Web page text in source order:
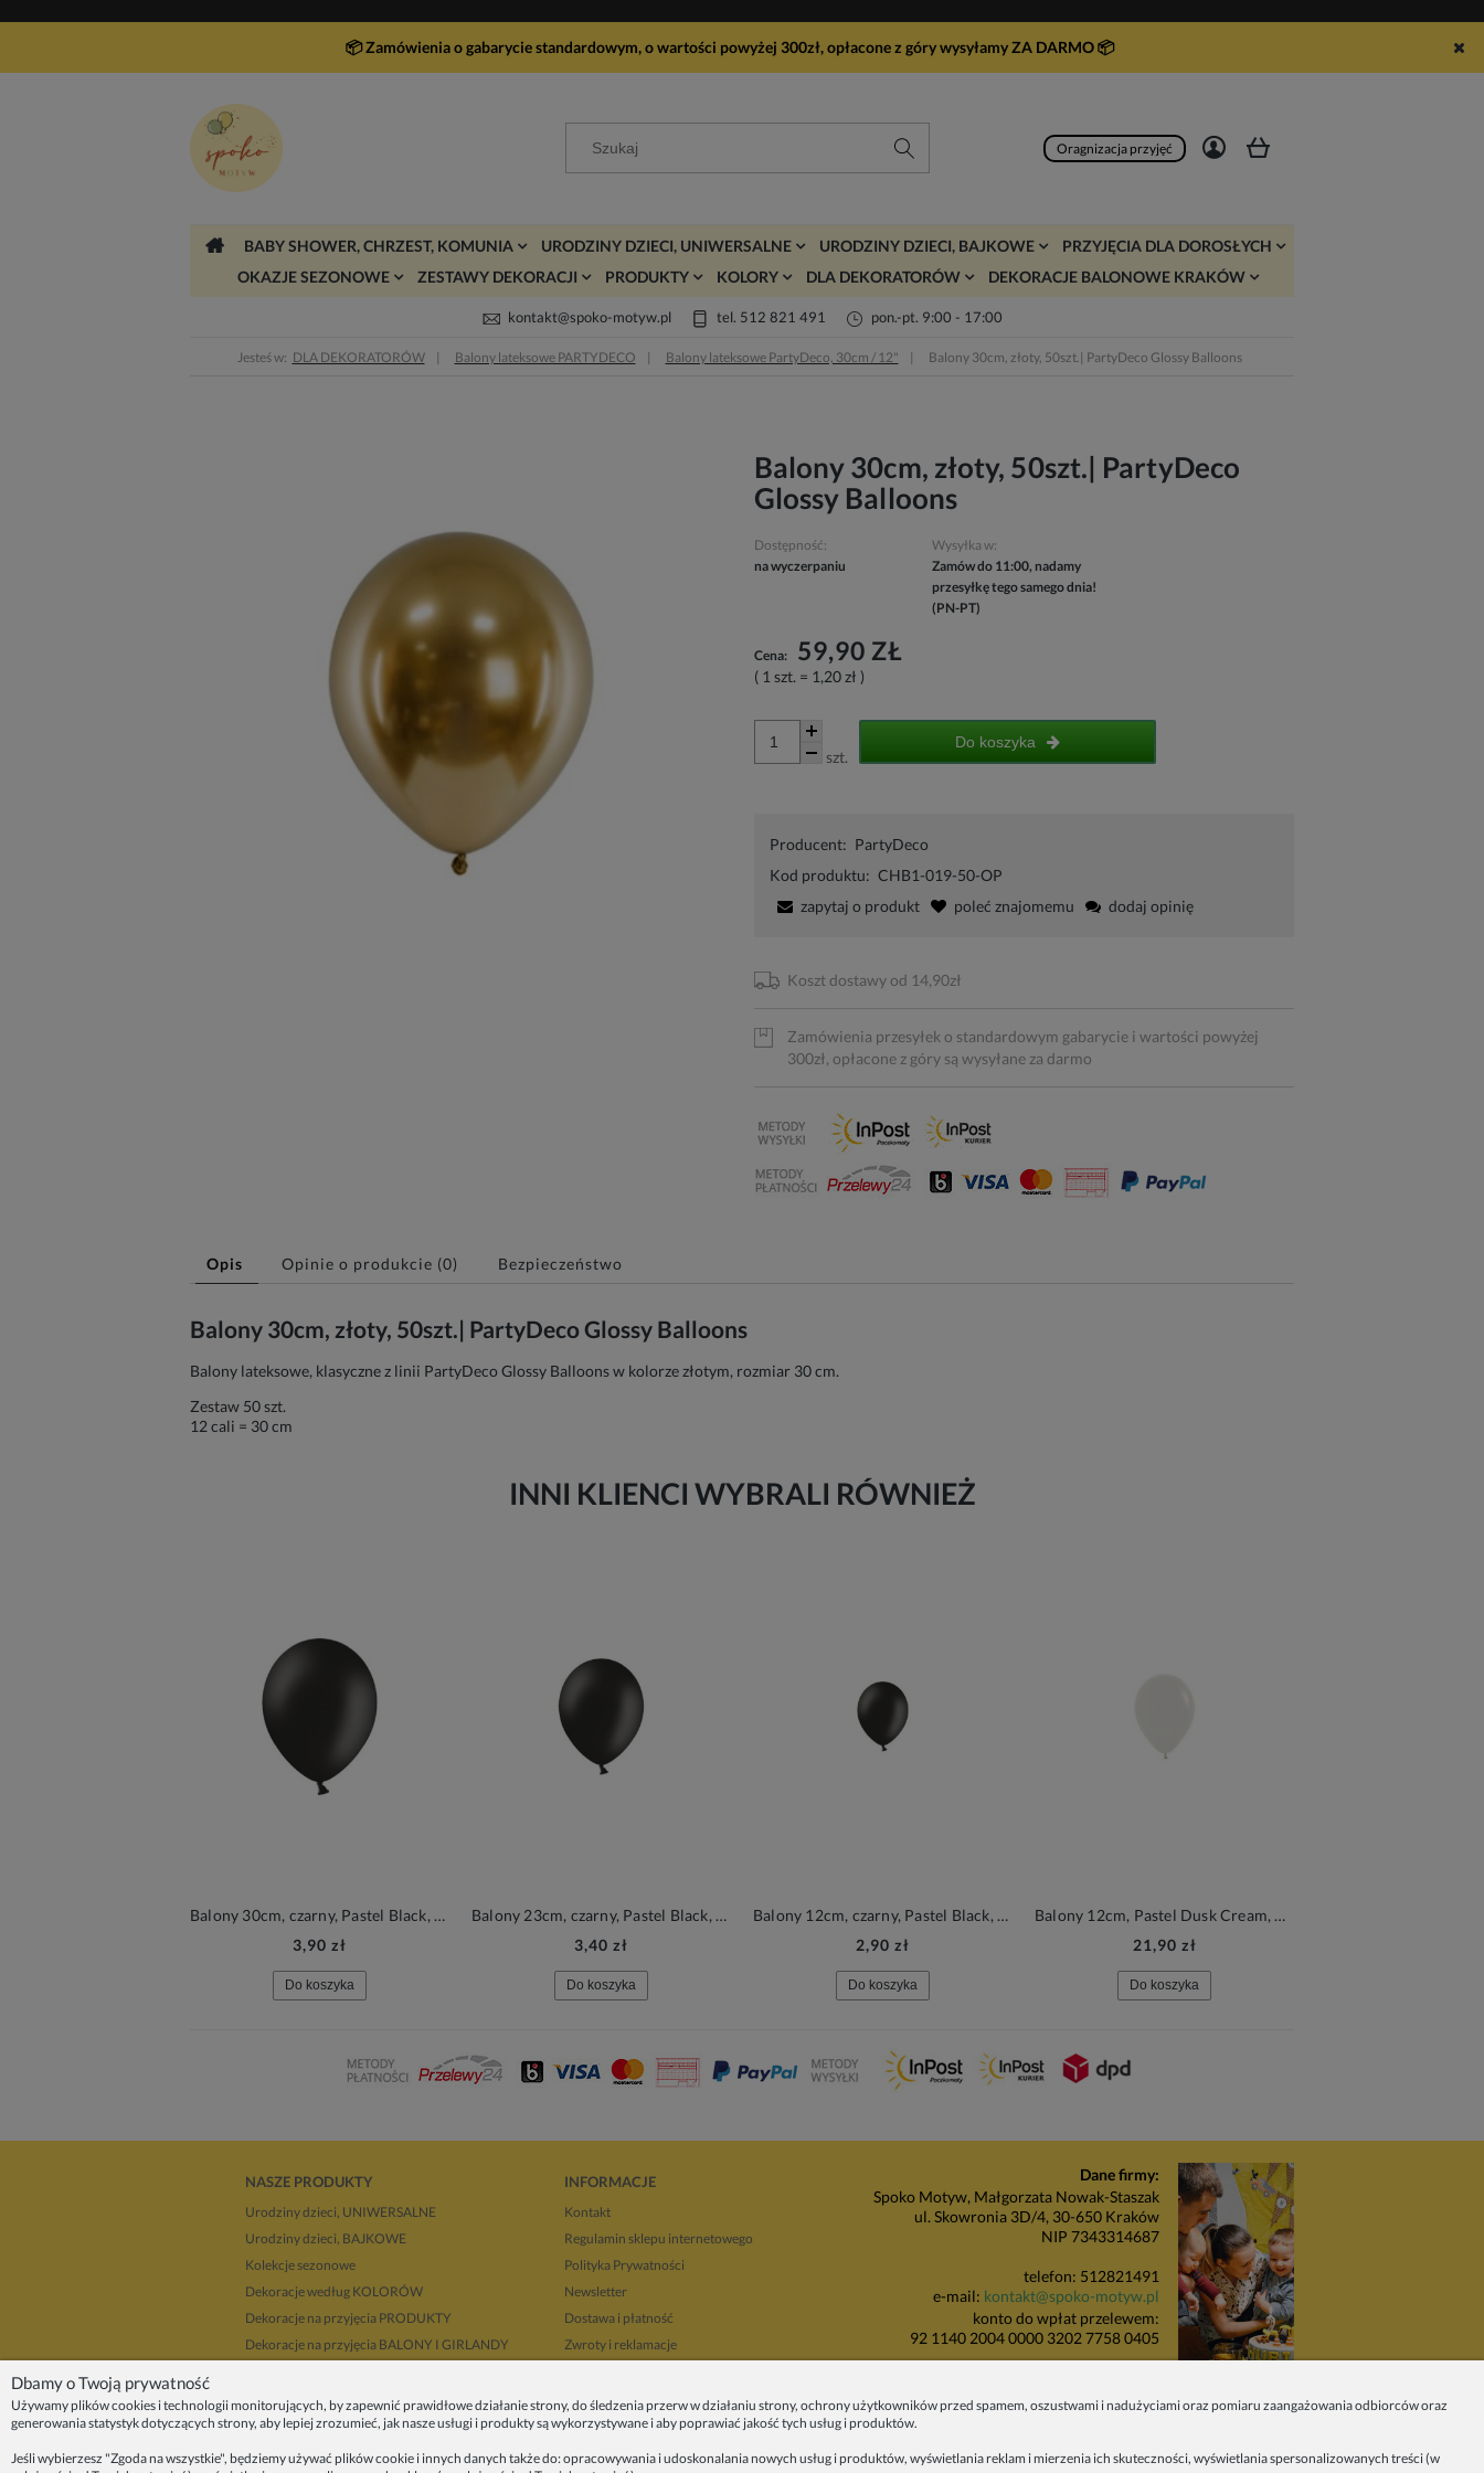
📦 Zamówienia o gabarycie standardowym, o wartości powyżej 300zł, opłacone z góry wysyłamy ZA DARMO📦
Oragnizacja przyjęć
BABY SHOWER, CHRZEST, KOMUNIA URODZINY DZIECI, UNIWERSALNE URODZINY DZIECI, BAJKOWE
PRZYJĘCIA DLA DOROSŁYCH
OKAZJE SEZONOWE
ZESTAWY DEKORACJI PRODUKTY KOLORY DLA DEKORATORÓW DEKORACJE BALONOWE KRAKÓW
kontakt@spoko-motyw.pl tel. 512 821 491 pon.-pt. 9:00 - 17:00
Jesteś w: DLA DEKORATORÓW Balony lateksowe PARTYDECO Balony lateksowe PartyDeco, 30cm / 12" Balony 30cm, złoty, 50szt.| PartyDeco Glossy Balloons
Balony 30cm, złoty, 50szt.| PartyDeco
Glossy Balloons
Dostępność:
na wyczerpaniu
Wysyłka w:
Zamów do 11:00, nadamy
przesyłkę tego samego dnia!
(PN-PT)
Cena: 59,90 ZŁ
( 1 szt. = 1,20 zł )
szt.
Do koszyka
Producent: PartyDeco
Kod produktu: CHB1-019-50-OP
zapytaj o produkt
poleć znajomemu dodaj opinię
Koszt dostawy od 14,90zł
Zamówienia przesyłek o standardowym gabarycie i wartości powyżej
300zł, opłacone z góry są wysyłane za darmo
Opis Opinie o produkcie (0) Bezpieczeństwo
Balony 30cm, złoty, 50szt.| PartyDeco Glossy Balloons
Balony lateksowe, klasyczne z linii PartyDeco Glossy Balloons w kolorze złotym, rozmiar 30 cm.
Zestaw 50 szt.
12 cali = 30 cm
INNI KLIENCI WYBRALI RÓWNIEŻ
Balony 30cm, czarny, Pastel Black, 6szt.| PartyDeco Strong Balloons
3,90 zł
Do koszyka
Balony 23cm, czarny, Pastel Black, 6szt.| PartyDeco Strong Balloons
3,40 zł
Do koszyka
Balony 12cm, czarny, Pastel Black, 6szt.| PartyDeco Strong Balloons
2,90 zł
Do koszyka
Balony 12cm, Pastel Dusk Cream, 50szt. | Sempertex Pastel Dusk
21,90 zł
Do koszyka
NASZE PRODUKTY
Urodziny dzieci, UNIWERSALNE
Urodziny dzieci, BAJKOWE
Kolekcje sezonowe
Dekoracje według KOLORÓW
Dekoracje na przyjęcia PRODUKTY
Dekoracje na przyjęcia BALONY I GIRLANDY
Upominki i prezenty
Dekoracje balonowe KRAKÓW
Zleć organizację przyjęcia
INFORMACJE
Kontakt
Regulamin sklepu internetowego
Polityka Prywatności
Newsletter
Dostawa i płatność
Zwroty i reklamacje
Regulaminy promocji
Dane firmy:
Spoko Motyw, Małgorzata Nowak-Staszak
ul. Skowronia 3D/4, 30-650 Kraków
NIP 7343314687
telefon: 512821491
e-mail: kontakt@spoko-motyw.pl
konto do wpłat przelewem:
92 1140 2004 0000 3202 7758 0405
Pracownia Spoko Motyw
ul. Wadowicka 8i (za szlabanem, wejście z
Dbamy o Twoją prywatność
Używamy plików cookies i technologii monitorujących, by zapewnić prawidłowe działanie strony, do śledzenia przerw w działaniu strony, ochrony użytkowników przed spamem, oszustwami i nadużyciami oraz pomiaru zaangażowania odbiorców oraz
generowania statystyk dotyczących strony, aby lepiej zrozumieć, jak nasze usługi i produkty są wykorzystywane i aby poprawiać jakość tych usług i produktów.
Jeśli wybierzesz "Zgoda na wszystkie", będziemy używać plików cookie i innych danych także do: opracowywania i udoskonalania nowych usług i produktów, wyświetlania reklam i mierzenia ich skuteczności, wyświetlania spersonalizowanych treści (w